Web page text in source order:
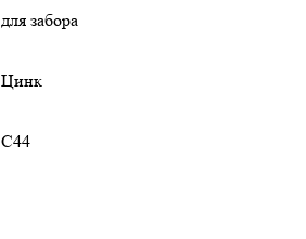
для забора
Цинк
С44